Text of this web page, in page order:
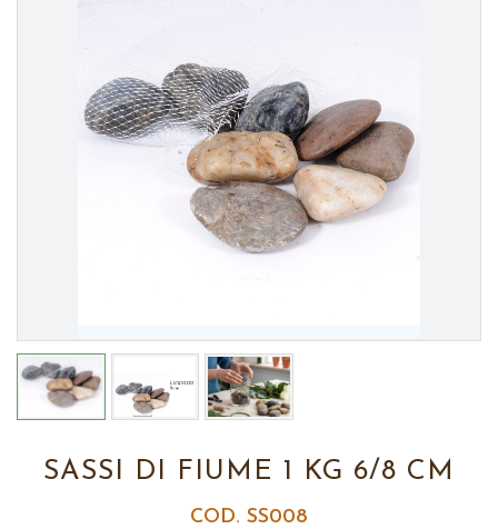
SASSI DI FIUME 1 KG 6/8 CM
COD. SS008